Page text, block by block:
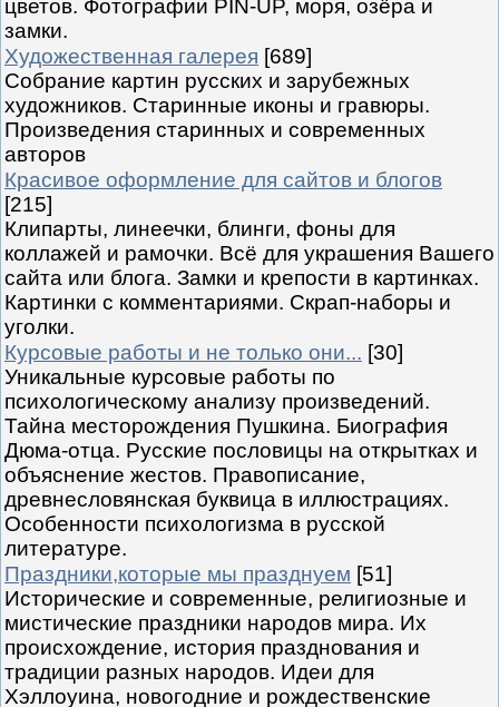
цветов. Фотографии PIN-UP, моря, озёра и
замки.
Художественная галерея [689]
Собрание картин русских и зарубежных
художников. Старинные иконы и гравюры.
Произведения старинных и современных
авторов
Красивое оформление для сайтов и блогов
[215]
Клипарты, линеечки, блинги, фоны для
коллажей и рамочки. Всё для украшения Вашего
сайта или блога. Замки и крепости в картинках.
Картинки с комментариями. Скрап-наборы и
уголки.
Курсовые работы и не только они... [30]
Уникальные курсовые работы по
психологическому анализу произведений.
Тайна месторождения Пушкина. Биография
Дюма-отца. Русские пословицы на открытках и
объяснение жестов. Правописание,
древнесловянская буквица в иллюстрациях.
Особенности психологизма в русской
литературе.
Праздники,которые мы празднуем [51]
Исторические и современные, религиозные и
мистические праздники народов мира. Их
происхождение, история празднования и
традиции разных народов. Идеи для
Хэллоуина, новогодние и рождественские